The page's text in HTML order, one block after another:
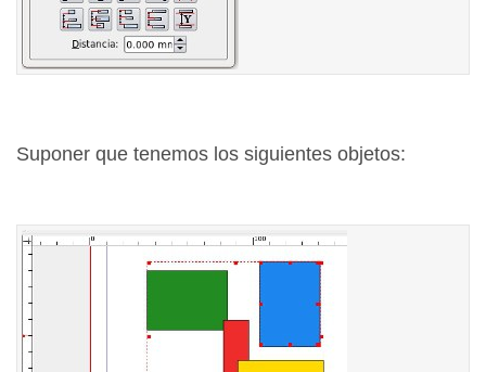
Suponer que tenemos los siguientes objetos: